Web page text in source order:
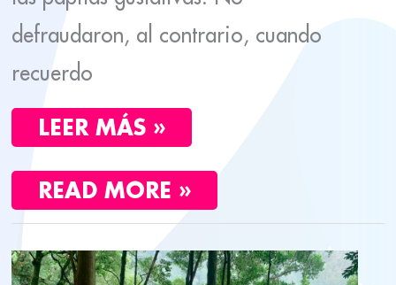
defraudaron, al contrario, cuando
recuerdo
LEER MÁS »
READ MORE »
SEIS